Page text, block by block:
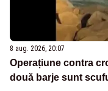
8 aug. 2026, 20:07
Operațiune contra
două barje sunt